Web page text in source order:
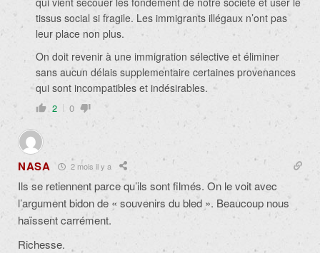
tissus social si fragile. Les immigrants illégaux n’ont pas
leur place non plus.
On doit revenir à une immigration sélective et éliminer
sans aucun délais supplementaire certaines provenances
qui sont incompatibles et indésirables.
2 0
NASA 2 mois il y a
Ils se retiennent parce qu’ils sont filmés. On le voit avec
l’argument bidon de « souvenirs du bled ». Beaucoup nous
haïssent carrément.
Richesse.